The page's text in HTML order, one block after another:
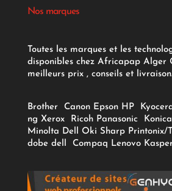
Nos marques
Toutes les marques et les
disponibles chez Africapap Alger
meilleurs prix , conseils et livraison.
Brother Canon Epson HP
ng Xerox Ricoh Panasonic
Konica
Minolta Dell Oki Sharp Printonix/
dobe dell Compaq Lenovo